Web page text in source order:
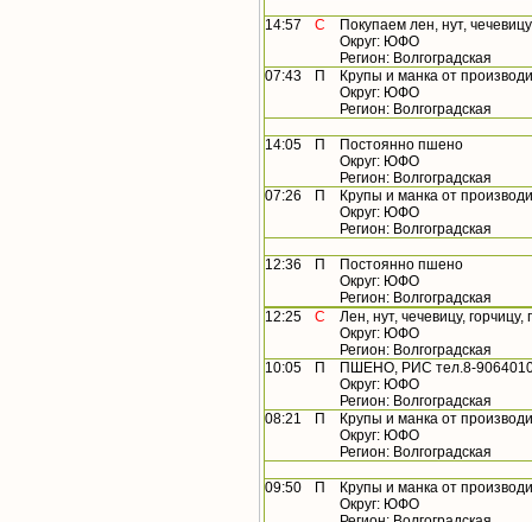
14:57 С
Покупаем лен, нут,
Округ: ЮФО
Регион: Волгоградская
07:43
П
Крупы и манка от
Округ: ЮФО
Регион: Волгоградская
14:05 П
Постоянно пшено
Округ: ЮФО
Регион: Волгоградская
07:26
П
Крупы и манка от
Округ: ЮФО
Регион: Волгоградская
12:36 П
Постоянно пшено
Округ: ЮФО
Регион: Волгоградская
12:25
С
Лен, нут, чечевицу,
Округ: ЮФО
Регион: Волгоградская
10:05
П
ПШЕНО, РИС тел.8-
Округ: ЮФО
Регион: Волгоградская
08:21
П
Крупы и манка от
Округ: ЮФО
Регион: Волгоградская
09:50 П
Крупы и манка от
Округ: ЮФО